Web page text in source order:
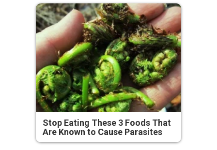
Stop Eating These 3 Foods That
Are Known to Cause Parasites